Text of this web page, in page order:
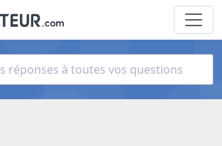
réponses à toutes vos questions